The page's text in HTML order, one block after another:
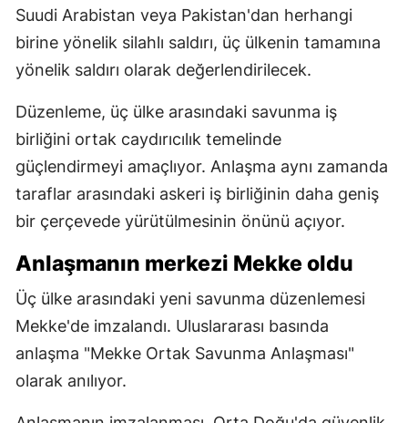
Suudi Arabistan veya Pakistan'dan herhangi
birine yönelik silahlı saldırı, üç ülkenin tamamına
yönelik saldırı olarak değerlendirilecek.
Düzenleme, üç ülke arasındaki savunma iş
birliğini ortak caydırıcılık temelinde
güçlendirmeyi amaçlıyor. Anlaşma aynı zamanda
taraflar arasındaki askeri iş birliğinin daha geniş
bir çerçevede yürütülmesinin önünü açıyor.
Anlaşmanın merkezi Mekke oldu
Üç ülke arasındaki yeni savunma düzenlemesi
Mekke'de imzalandı. Uluslararası basında
anlaşma "Mekke Ortak Savunma Anlaşması"
olarak anılıyor.